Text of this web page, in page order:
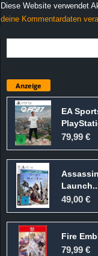
Diese Website verwendet
deine Kommentardaten
Anzeige
EA
79,99 €
49,00 €
Fire
79,99 €